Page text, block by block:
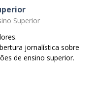
Superior
jornalística sobre
de ensino superior.